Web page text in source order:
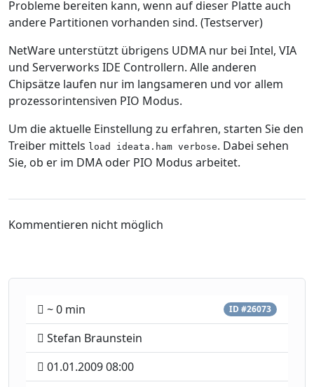
Probleme bereiten kann, wenn auf dieser Platte auch
andere Partitionen vorhanden sind. (Testserver)
NetWare unterstützt übrigens UDMA nur bei Intel, VIA
und Serverworks IDE Controllern. Alle anderen
Chipsätze laufen nur im langsameren und vor allem
prozessorintensiven PIO Modus.
Um die aktuelle Einstellung zu erfahren, starten Sie den
Treiber mittels load ideata.ham verbose. Dabei sehen
Sie, ob er im DMA oder PIO Modus arbeitet.
Kommentieren nicht möglich
~ 0 min ID #26073
Stefan Braunstein
01.01.2009 08:00